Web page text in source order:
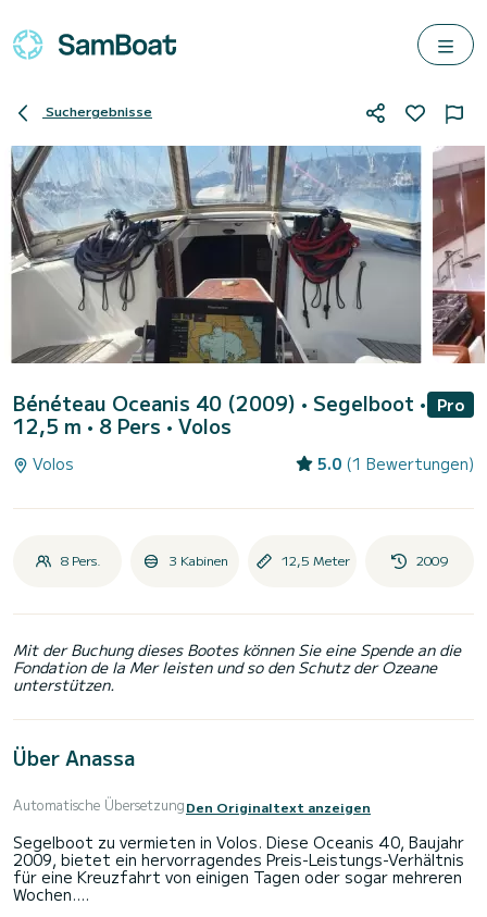
Suchergebnisse
Bénéteau Oceanis 40 (2009) • Segelboot •
12,5 m • 8 Pers • Volos
Pro
Volos 5.0 (1 Bewertungen)
8 Pers. 3 Kabinen 12,5 Meter 2009
Mit der Buchung dieses Bootes können Sie eine Spende an die
Fondation de la Mer leisten und so den Schutz der Ozeane
unterstützen.
Über Anassa
Automatische ÜbersetzungDen Originaltext anzeigen
Segelboot zu vermieten in Volos. Diese Oceanis 40, Baujahr
2009, bietet ein hervorragendes Preis-Leistungs-Verhältnis
für eine Kreuzfahrt von einigen Tagen oder sogar mehreren
Wochen.